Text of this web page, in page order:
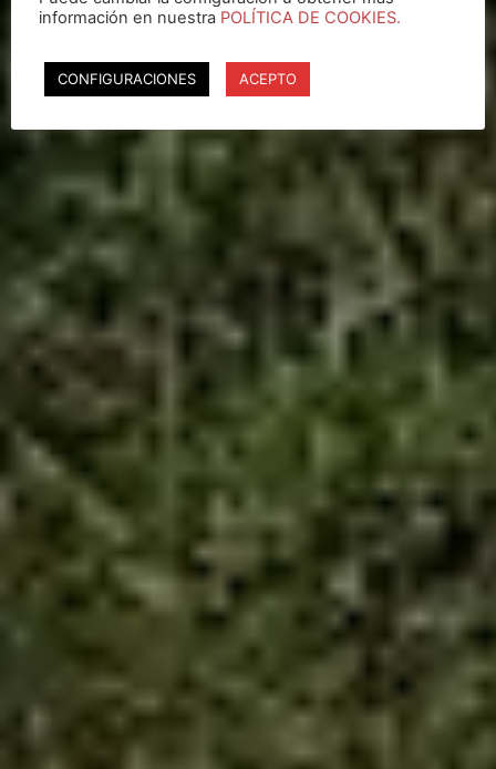
información en nuestra POLÍTICA DE COOKIES.
CONFIGURACIONES ACEPTO